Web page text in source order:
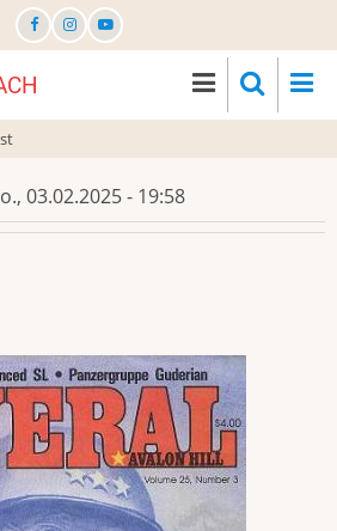
03.02.2025 - 19:58